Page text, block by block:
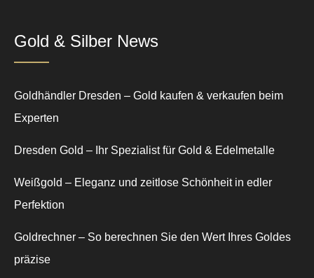
Gold & Silber News
Goldhändler Dresden – Gold kaufen & verkaufen beim
Experten
Dresden Gold – Ihr Spezialist für Gold & Edelmetalle
Weißgold – Eleganz und zeitlose Schönheit in edler
Perfektion
Goldrechner – So berechnen Sie den Wert Ihres Goldes
präzise